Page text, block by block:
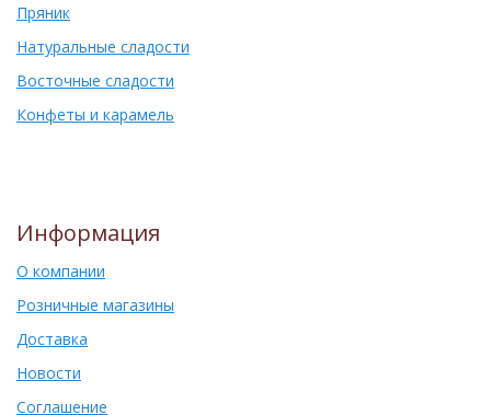
Пряник
Натуральные сладости
Восточные сладости
Конфеты и карамель
Информация
О компании
Розничные магазины
Доставка
Новости
Соглашение